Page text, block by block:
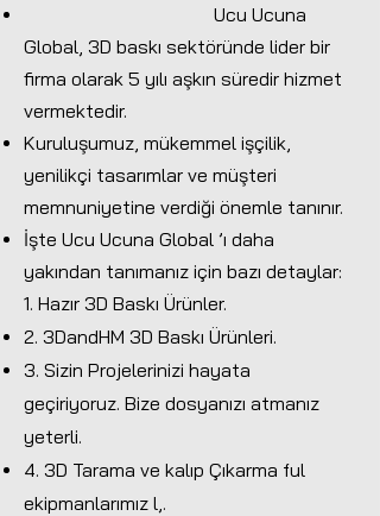
Ucu Ucuna
Global, 3D baskı sektöründe lider bir
firma olarak 5 yılı aşkın süredir hizmet
vermektedir.
Kuruluşumuz, mükemmel işçilik,
yenilikçi tasarımlar ve müşteri
memnuniyetine verdiği önemle tanınır.
İşte Ucu Ucuna Global ’ı daha
yakından tanımanız için bazı detaylar:
1. Hazır 3D Baskı Ürünler.
2. 3DandHM 3D Baskı Ürünleri.
3. Sizin Projelerinizi hayata
geçiriyoruz. Bize dosyanızı atmanız
yeterli.
4. 3D Tarama ve kalıp Çıkarma ful
ekipmanlarımız l,.